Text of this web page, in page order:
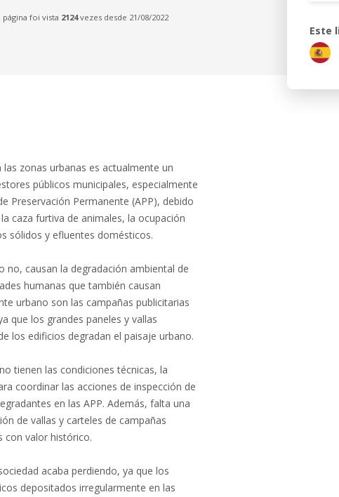
página foi vista 2124vezes desde 21/08/2022
Este
zonas urbanas es actualmente un
públicos municipales, especialmente
Preservación Permanente (APP), debido
caza furtiva de animales, la ocupación
sólidos y efluentes domésticos.
no, causan la degradación ambiental de
humanas que también causan
urbano son las campañas publicitarias
que los grandes paneles y vallas
los edificios degradan el paisaje urbano.
tienen las condiciones técnicas, la
coordinar las acciones de inspección de
en las APP. Además, falta una
de vallas y carteles de campañas
con valor histórico.
acaba perdiendo, ya que los
depositados irregularmente en las